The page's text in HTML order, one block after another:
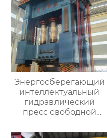
Энергосберегающий
интеллектуальный
гидравлический
пресс свободной